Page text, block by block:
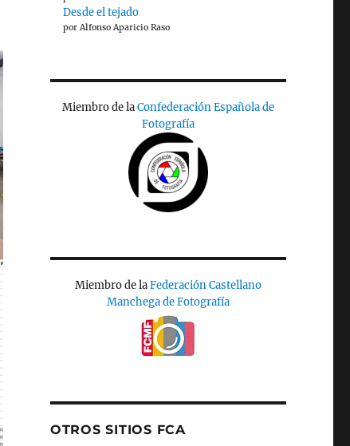
Desde el tejado
por Alfonso Aparicio Raso
Miembro de laConfederación Española de
Fotografía
Miembro de laFederación Castellano
Manchega de Fotografía
OTROS SITIOS FCA